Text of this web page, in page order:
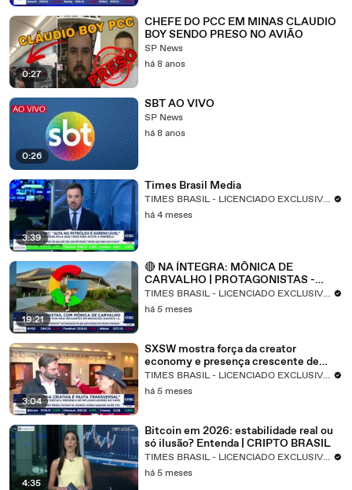
0:27
CHEFE DO PCC EM MINAS CLAUDIO
BOY SENDO PRESO NO AVIÃO
SP News
há 8 anos
0:26
SBT AO VIVO
SP News
há 8 anos
3:39
Times Brasil Media
TIMES BRASIL - LICENCIADO EXCLUSIVO CNBC
há 4 meses
19:21
🔴 NA ÍNTEGRA: MÔNICA DE
CARVALHO | PROTAGONISTAS -
19/03/2026
TIMES BRASIL - LICENCIADO EXCLUSIVO CNBC
há 5 meses
3:04
SXSW mostra força da creator
economy e presença crescente de
influenciadores
TIMES BRASIL - LICENCIADO EXCLUSIVO CNBC
há 5 meses
4:35
Bitcoin em 2026: estabilidade real ou
só ilusão? Entenda | CRIPTO BRASIL
TIMES BRASIL - LICENCIADO EXCLUSIVO CNBC
há 5 meses